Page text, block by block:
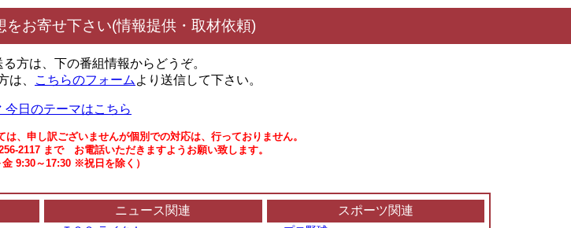
をお寄せ下さい(情報提供・取材依頼)
方は、下の番組情報からどうぞ。
は、
こちらのフォーム より送信して下さい。
今日のテーマはこちら
、申し訳ございませんが個別での対応は、行っておりません。
2117 まで お電話いただきますようお願い致します。
金 9:30～17:30 ※祝日を除く）
ニュース関連 スポーツ関連